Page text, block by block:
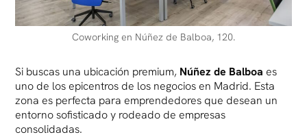
Coworking en Núñez de Balboa, 120.
Si buscas una ubicación premium, Núñez de Balboa es
uno de los epicentros de los negocios en Madrid. Esta
zona es perfecta para emprendedores que desean un
entorno sofisticado y rodeado de empresas
consolidadas.